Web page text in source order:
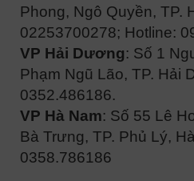
Phong, Ngô Quyền, TP.
02253700278; Hotline:
VP Hải Dương: Số 1
Phạm Ngũ Lão, TP. Hải
0352.486186.
VP Hà Nam: Số 55 Lê
Bà Trưng, TP. Phủ Lý,
0358.786186